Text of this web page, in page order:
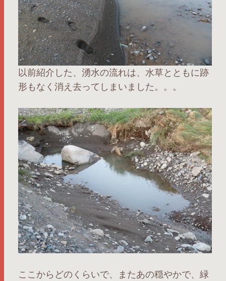
以前紹介した、湧水の流れは、水草とともに跡
形もなく消え去ってしまいました。。。
ここからどのくらいで、またあの穏やかで、緑